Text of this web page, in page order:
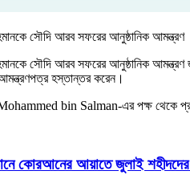
সৌদি আরব সফরের আনুষ্ঠানিক আমন্ত্রণ
সৌদি আরব সফরের আনুষ্ঠানিক আমন্ত্রণ
হস্তান্তর করেন।
bin Salman-এর পক্ষ থেকে
কোরআনের আয়াতে জুলাই